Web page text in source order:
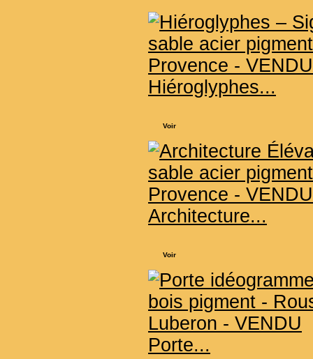
Hiéroglyphes...
Voir
Architecture...
Voir
Porte...